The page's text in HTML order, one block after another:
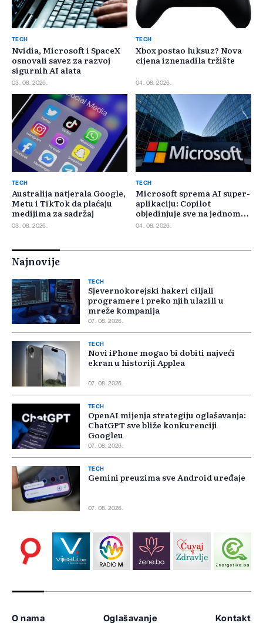
TECH
Nvidia, Microsoft i SpaceX
osnovali savez za razvoj
sigurnih AI alata
03. 08. 2026.
TECH
Xbox postao luksuz? Nova
cijena iznenadila tržište
04. 08. 2026.
TECH
Australija natjerala Google,
Metu i TikTok da plaćaju
medijima za sadržaj
03. 08. 2026.
TECH
Microsoft sprema AI super-
aplikaciju: Copilot
objedinjuje sve na jednom
mjestu
04. 08. 2026.
Najnovije
TECH
Sjevernokorejski hakeri ciljali
programere i preko njih ulazili u
mreže kompanija
07. 08. 2026.
TECH
Novi iPhone mogao bi dobiti najveći
ekran u historiji Applea
07. 08. 2026.
TECH
OpenAI mijenja strategiju oglašavanja:
ChatGPT sve bliže konkurenciji
Googleu
07. 08. 2026.
TECH
Gemini preuzima sve Android uređaje
07. 08. 2026.
O nama Oglašavanje Kontakt